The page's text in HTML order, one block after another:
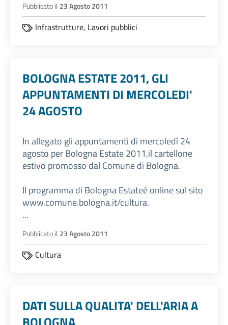
Pubblicato il 23 Agosto 2011
Infrastrutture, Lavori pubblici
BOLOGNA ESTATE 2011, GLI
APPUNTAMENTI DI MERCOLEDI'
24 AGOSTO
In allegato gli appuntamenti di mercoledì 24
agosto per Bologna Estate 2011,il cartellone
estivo promosso dal Comune di Bologna.
Il programma di Bologna Estateè online sul sito
www.comune.bologna.it/cultura.
...
Pubblicato il 23 Agosto 2011
Cultura
DATI SULLA QUALITA' DELL'ARIA A